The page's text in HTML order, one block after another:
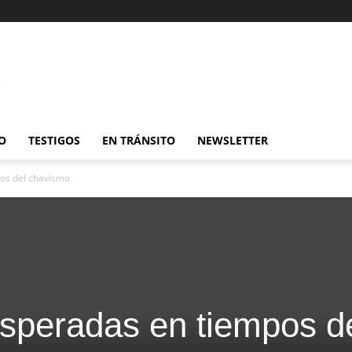
TESTIGOS EN TRÁNSITO NEWSLETTER
del chavismo
en tiempos